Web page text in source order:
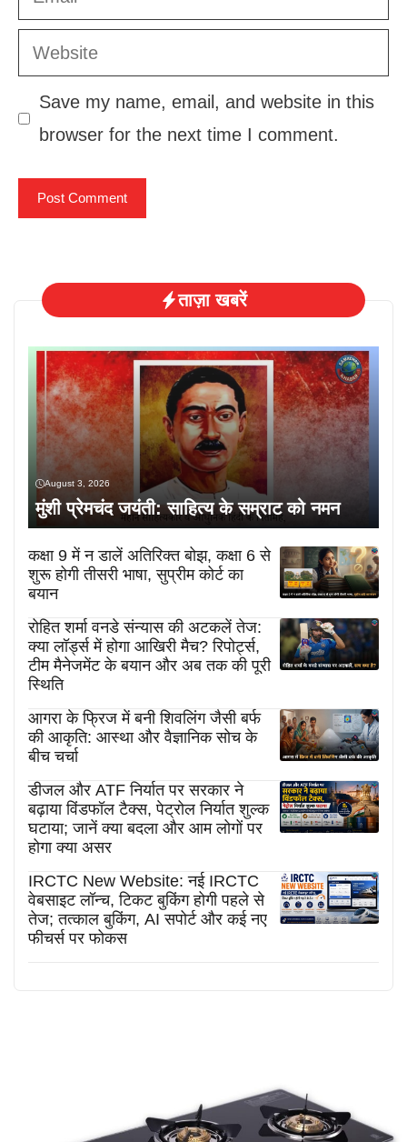
Website
Save my name, email, and website in this
browser for the next time I comment.
ताज़ा खबरें
August 3, 2026
मुंशी प्रेमचंद जयंती: साहित्य के सम्राट को नमन
कक्षा 9 में न डालें अतिरिक्त बोझ, कक्षा 6 से
शुरू होगी तीसरी भाषा, सुप्रीम कोर्ट का
बयान
रोहित शर्मा वनडे संन्यास की अटकलें तेज:
क्या लॉर्ड्स में होगा आखिरी मैच? रिपोर्ट्स,
टीम मैनेजमेंट के बयान और अब तक की पूरी
स्थिति
आगरा के फ्रिज में बनी शिवलिंग जैसी बर्फ
की आकृति: आस्था और वैज्ञानिक सोच के
बीच चर्चा
डीजल और ATF निर्यात पर सरकार ने
बढ़ाया विंडफॉल टैक्स, पेट्रोल निर्यात शुल्क
घटाया; जानें क्या बदला और आम लोगों पर
होगा क्या असर
IRCTC New Website: नई IRCTC
वेबसाइट लॉन्च, टिकट बुकिंग होगी पहले से
तेज; तत्काल बुकिंग, AI सपोर्ट और कई नए
फीचर्स पर फोकस